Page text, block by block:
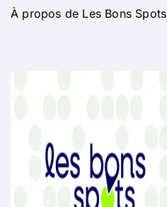
À propos de Les Bons Spots